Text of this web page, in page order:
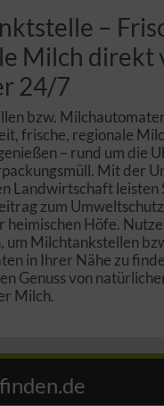
–
Milch direkt
24/7
bzw.
frische, regionale
– rund um die
Mit der
Landwirtschaft leisten
zum
heimischen Höfe.
um Milchtankstellen
in Ihrer Nähe zu
Genuss von
Milch.